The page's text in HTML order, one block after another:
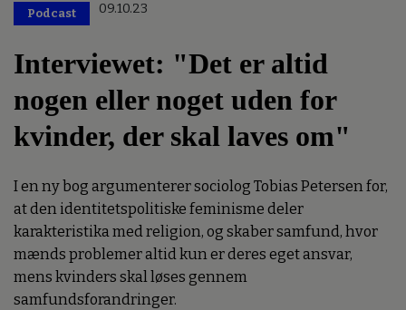
Podcast 09.10.23
Interviewet: "Det er altid
nogen eller noget uden for
kvinder, der skal laves om"
I en ny bog argumenterer sociolog Tobias Petersen for,
at den identitetspolitiske feminisme deler
karakteristika med religion, og skaber samfund, hvor
mænds problemer altid kun er deres eget ansvar,
mens kvinders skal løses gennem
samfundsforandringer.